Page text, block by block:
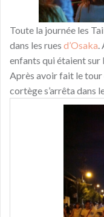
Toute la journée les
dans les rues d’Osaka.
enfants qui étaient sur
Après avoir fait le tour
cortège s’arrêta dans